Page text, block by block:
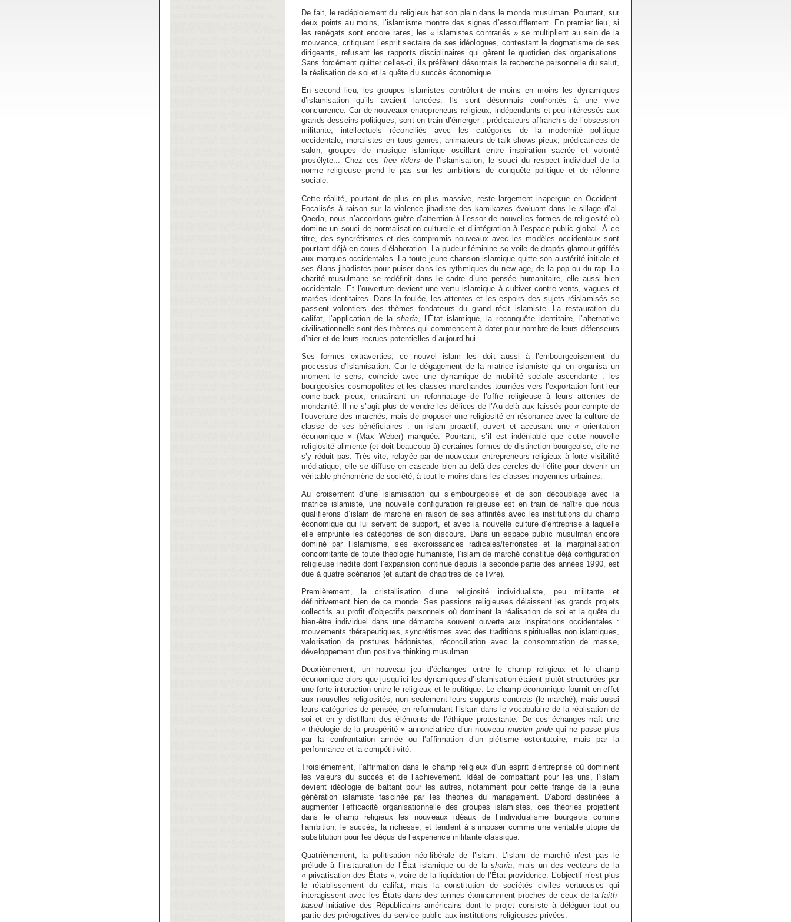
De fait, le redéploiement du religieux bat son plein dans le monde musulman. Pourtant, sur
deux points au moins, l’islamisme montre des signes d’essoufflement. En premier lieu, si
les renégats sont encore rares, les « islamistes contrariés » se multiplient au sein de la
mouvance, critiquant l’esprit sectaire de ses idéologues, contestant le dogmatisme de ses
dirigeants, refusant les rapports disciplinaires qui gèrent le quotidien des organisations.
Sans forcément quitter celles-ci, ils préfèrent désormais la recherche personnelle du salut,
la réalisation de soi et la quête du succès économique.
En second lieu, les groupes islamistes contrôlent de moins en moins les dynamiques
d’islamisation qu’ils avaient lancées. Ils sont désormais confrontés à une vive
concurrence. Car de nouveaux entrepreneurs religieux, indépendants et peu intéressés aux
grands desseins politiques, sont en train d’émerger : prédicateurs affranchis de l’obsession
militante, intellectuels réconciliés avec les catégories de la modernité politique
occidentale, moralistes en tous genres, animateurs de talk-shows pieux, prédicatrices de
salon, groupes de musique islamique oscillant entre inspiration sacrée et volonté
prosélyte... Chez ces free riders de l’islamisation, le souci du respect individuel de la
norme religieuse prend le pas sur les ambitions de conquête politique et de réforme
sociale.
Cette réalité, pourtant de plus en plus massive, reste lar­gement inaperçue en Occident.
Focalisés à raison sur la violence jihadiste des kamikazes évoluant dans le sillage d’al-
Qaeda, nous n’accordons guère d’attention à l’essor de nouvelles formes de religiosité où
domine un souci de normalisation culturelle et d’intégration à l’espace public global. À ce
titre, des syncrétismes et des compromis nouveaux avec les modèles occidentaux sont
pourtant déjà en cours d’élaboration. La pudeur féminine se voile de drapés glamour griffés
aux marques occidentales. La toute jeune chanson islamique quitte son austérité initiale et
ses élans jihadistes pour puiser dans les rythmiques du new age, de la pop ou du rap. La
charité musulmane se redéfinit dans le cadre d’une pensée humanitaire, elle aussi bien
occidentale. Et l’ouverture devient une vertu islamique à cultiver contre vents, vagues et
marées identitaires. Dans la foulée, les attentes et les espoirs des sujets réislamisés se
passent volontiers des thèmes fondateurs du grand récit islamiste. La restauration du
califat, l’application de lasharia , l’État islamique, la reconquête identitaire, l’alternative
civilisationnelle sont des thèmes qui commencent à dater pour nombre de leurs défenseurs
d’hier et de leurs recrues potentielles d’aujourd’hui.
Ses formes extraverties, ce nouvel islam les doit aussi à l’embourgeoisement du
processus d’islamisation. Car le dégagement de la matrice islamiste qui en organisa un
moment le sens, coïncide avec une dynamique de mobilité sociale ascendante : les
bourgeoisies cosmopolites et les classes marchandes tournées vers l’exportation font leur
come-back pieux, entraînant un reformatage de l’offre religieuse à leurs attentes de
mondanité. Il ne s’agit plus de vendre les délices de l’Au-delà aux laissés-pour-compte de
l’ouverture des marchés, mais de proposer une religiosité en résonance avec la culture de
classe de ses bénéficiaires : un islam proactif, ouvert et accusant une « orientation
économique » (Max Weber) marquée. Pourtant, s’il est indéniable que cette nouvelle
religiosité alimente (et doit beaucoup à) certaines formes de distinction bourgeoise, elle ne
s’y réduit pas. Très vite, relayée par de nouveaux entrepreneurs religieux à forte visibilité
médiatique, elle se diffuse en cascade bien au-delà des cercles de l’élite pour devenir un
véritable phénomène de société, à tout le moins dans les classes moyennes urbaines.
Au croisement d’une islamisation qui s’embourgeoise et de son découplage avec la
matrice islamiste, une nouvelle configuration religieuse est en train de naître que nous
qualifierons d’islam de marché en raison de ses affinités avec les institutions du champ
économique qui lui servent de support, et avec la nouvelle culture d’entreprise à laquelle
elle emprunte les catégories de son discours. Dans un espace public musulman encore
dominé par l’islamisme, ses excroissances radicales/terroristes et la marginalisation
concomitante de toute théologie humaniste, l’islam de marché constitue déjà configuration
religieuse inédite dont l’expansion continue depuis la seconde partie des années 1990, est
due à quatre scénarios (et autant de chapitres de ce livre).
Premièrement, la cristallisation d’une religiosité individualiste, peu militante et
définitivement bien de ce monde. Ses passions religieuses délaissent les grands projets
collectifs au profit d’objectifs personnels où dominent la réalisation de soi et la quête du
bien-être individuel dans une démarche souvent ouverte aux inspirations occidentales :
mouvements thérapeutiques, syncrétismes avec des traditions spirituelles non islamiques,
valorisation de postures hédonistes, réconciliation avec la consommation de masse,
développement d’un positive thinking musulman...
Deuxièmement, un nouveau jeu d’échanges entre le champ religieux et le champ
économique alors que jusqu’ici les dynamiques d’islamisation étaient plutôt structurées par
une forte interaction entre le religieux et le politique. Le champ économique fournit en effet
aux nouvelles religiosités, non seulement leurs supports concrets (le marché), mais aussi
leurs catégories de pensée, en reformulant l’islam dans le vocabulaire de la réalisation de
soi et en y distillant des éléments de l’éthique protestante. De ces échanges naît une
« théologie de la prospérité » annonciatrice d’un nouveau muslim pride qui ne passe plus
par la confrontation armée ou l’affirmation d’un piétisme ostentatoire, mais par la
performance et la compétitivité.
Troisièmement, l’affirmation dans le champ religieux d’un esprit d’entreprise où dominent
les valeurs du succès et de l’achievement. Idéal de combattant pour les uns, l’islam
devient idéologie de battant pour les autres, notamment pour cette frange de la jeune
génération islamiste fascinée par les théories du management. D’abord destinées à
augmenter l’efficacité organisationnelle des groupes islamistes, ces théories projettent
dans le champ religieux les nouveaux idéaux de l’individualisme bourgeois comme
l’ambition, le succès, la richesse, et tendent à s’imposer comme une véritable utopie de
substitution pour les déçus de l’expérience militante classique.
Quatrièmement, la politisation néo-libérale de l’islam. L’islam de marché n’est pas le
prélude à l’instauration de l’État islamique ou de lasharia, mais un des vecteurs de la
« privatisation des États », voire de la liquidation de l’État providence. L’objectif n’est plus
le rétablissement du califat, mais la constitution de sociétés civiles vertueuses qui
interagissent avec les États dans des termes étonnamment proches de ceux de lafaith-
basedinitiative des Républicains américains dont le projet consiste à déléguer tout ou
partie des prérogatives du service public aux institutions religieuses privées.